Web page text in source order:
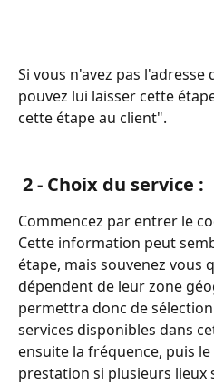
Si vous n'avez pas l'adresse
pouvez lui laisser cette
cette étape au client".
2 - Choix du service :
Commencez par entrer le
Cette information peut
étape, mais souvenez vous
dépendent de leur zone
permettra donc de
services disponibles dans
ensuite la fréquence, puis
prestation si plusieurs lieux